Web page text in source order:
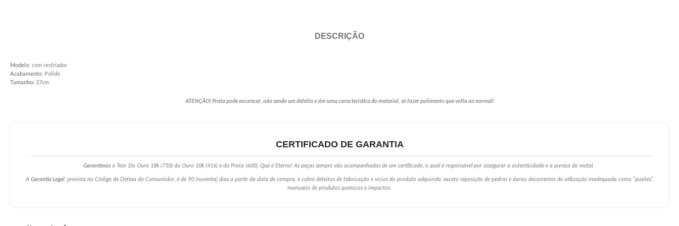
DESCRIÇÃO
Modelo: com resfriador
Acabamento: Polido
Tamanho: 27cm
ATENÇÃO! Prata pode escurecer, não sendo um defeito e sim uma característica do material, só fazer polimento que volta ao normal!
CERTIFICADO DE GARANTIA
Garantimos o Teor Do Ouro 18k (750) do Ouro 10k (416) e da Prata (600), Que é Eterno! As peças sempre vão acompanhadas de um certificado, o qual é responsável por assegurar a autenticidade e a pureza do metal.
A Garantia Legal, prevista no Código de Defesa do Consumidor, é de 90 (noventa) dias a partir da data de compra, e cobre defeitos de fabricação e vícios do produto adquirido, exceto reposição de pedras e danos decorrentes de utilização inadequada como ”puxões”,
manuseio de produtos químicos e impactos.